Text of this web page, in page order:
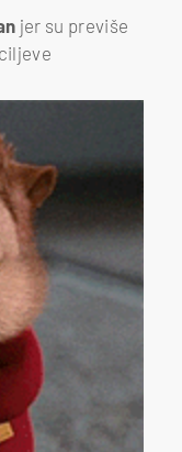
jer su previše